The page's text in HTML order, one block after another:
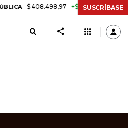
$ 408.498,97 +$ 8.753,81 +2,19%
SUSCRÍBASE